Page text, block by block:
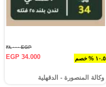
١٠.٥ % خصم
EGP ٣٨.٠٠٠
EGP 34.000
وكالة المنصورة - الدقهلية‎